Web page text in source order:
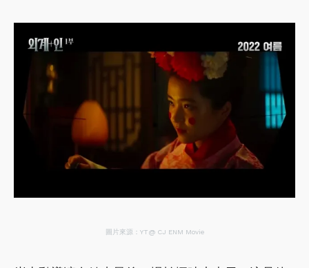
圖片來源：YT@ CJ ENM Movie